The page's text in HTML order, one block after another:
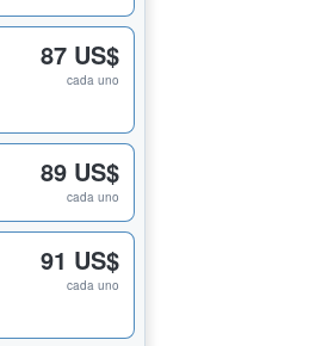
87 US$
cada uno
89 US$
cada uno
91 US$
cada uno